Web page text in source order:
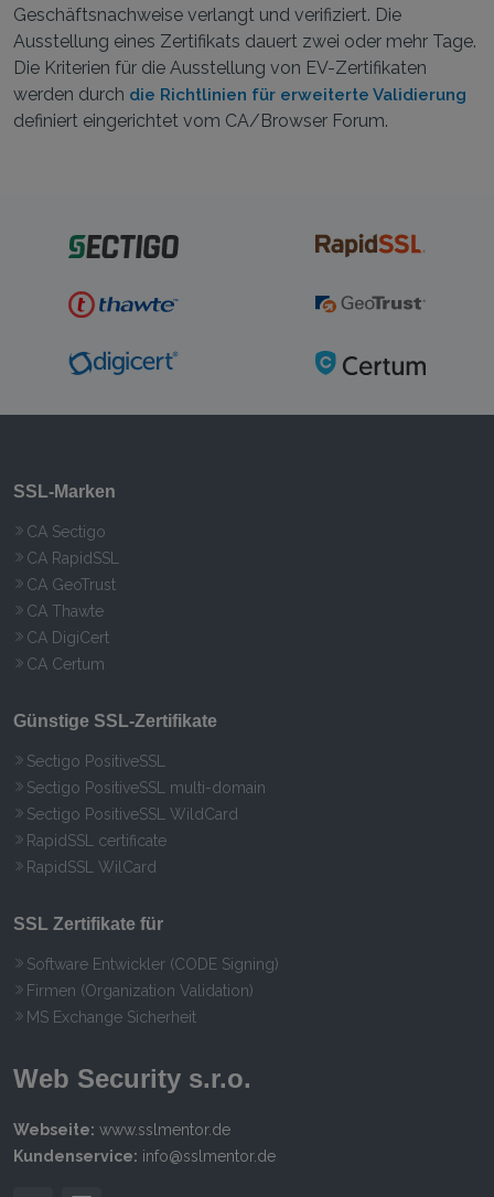
Geschäftsnachweise verlangt und verifiziert. Die
Ausstellung eines Zertifikats dauert zwei oder mehr Tage.
Die Kriterien für die Ausstellung von EV-Zertifikaten
werden durch die Richtlinien für erweiterte Validierung
definiert eingerichtet vom CA/Browser Forum.
SSL-Marken
CA Sectigo
CA RapidSSL
CA GeoTrust
CA Thawte
CA DigiCert
CA Certum
Günstige SSL-Zertifikate
Sectigo PositiveSSL
Sectigo PositiveSSL multi-domain
Sectigo PositiveSSL WildCard
RapidSSL certificate
RapidSSL WilCard
SSL Zertifikate für
Software Entwickler (CODE Signing)
Firmen (Organization Validation)
MS Exchange Sicherheit
Web Security s.r.o.
Webseite: www.sslmentor.de
Kundenservice: info@sslmentor.de